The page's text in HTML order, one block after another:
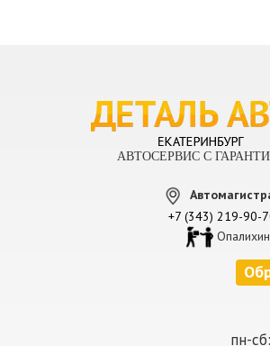
АВТОСЕРВИС С
+7 (343) 219-90-
пн-